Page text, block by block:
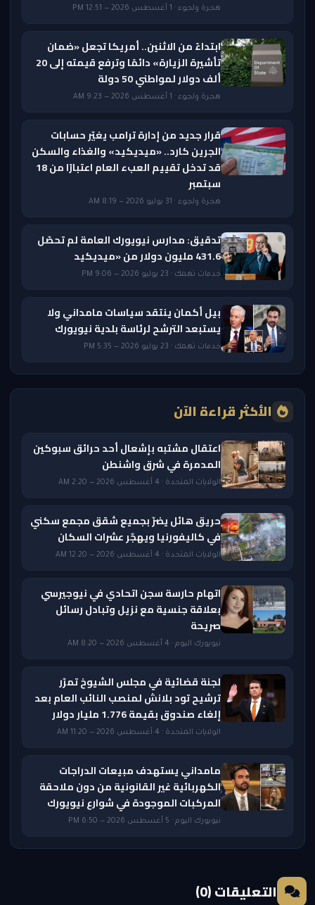
هجرة ولجوء · 1 أغسطس 2026 — 12:51 PM
ابتداءً من الاثنين.. أمريكا تجعل «ضمان
تأشيرة الزيارة» دائمًا وترفع قيمته إلى 20
ألف دولار لمواطني 50 دولة
هجرة ولجوء · 1 أغسطس 2026 — 9:23 AM
قرار جديد من إدارة ترامب يغيّر حسابات
الجرين كارد.. «ميديكيد» والغذاء والسكن
قد تدخل تقييم العبء العام اعتبارًا من 18
سبتمبر
هجرة ولجوء · 31 يوليو 2026 — 8:19 AM
تدقيق: مدارس نيويورك العامة لم تحصّل
431.6 مليون دولار من «ميديكيد
خدمات تهمك · 23 يوليو 2026 — 9:06 PM
بيل أكمان ينتقد سياسات مامداني ولا
يستبعد الترشح لرئاسة بلدية نيويورك
خدمات تهمك · 23 يوليو 2026 — 5:35 PM
الأكثر قراءة الآن
اعتقال مشتبه بإشعال أحد حرائق سبوكين
المدمرة في شرق واشنطن
الولايات المتحدة · 4 أغسطس 2026 — 2:20 AM
حريق هائل يضرّ بجميع شقق مجمع سكني
في كاليفورنيا ويهجّر عشرات السكان
الولايات المتحدة · 4 أغسطس 2026 — 12:20 AM
اتهام حارسة سجن اتحادي في نيوجيرسي
بعلاقة جنسية مع نزيل وتبادل رسائل
صريحة
نيويورك اليوم · 4 أغسطس 2026 — 8:20 AM
لجنة قضائية في مجلس الشيوخ تمرّر
ترشيح تود بلانش لمنصب النائب العام بعد
إلغاء صندوق بقيمة 1.776 مليار دولار
الولايات المتحدة · 4 أغسطس 2026 — 11:20 AM
مامداني يستهدف مبيعات الدراجات
الكهربائية غير القانونية من دون ملاحقة
المركبات الموجودة في شوارع نيويورك
نيويورك اليوم · 5 أغسطس 2026 — 6:50 PM
التعليقات (0)